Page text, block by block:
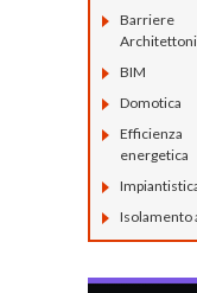
Barriere
BIM
Domotica
Efficienza
energetica
Isolamento